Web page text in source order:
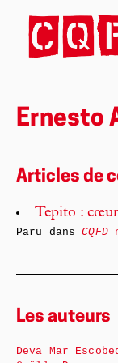
Ernesto
Articles de
Tepito :
Paru dansCQFD
Les auteurs
Deva Mar